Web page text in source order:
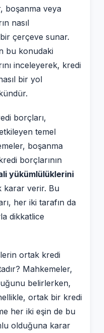
boşanma veya
nasıl
çerçeve sunar.
bu konudaki
inceleyerek, kredi
bir yol
borçları,
temel
boşanma
borçlarının
yükümlülüklerini
karar verir. Bu
her iki tarafın da
dikkatlice
ortak kredi
Mahkemeler,
belirlerken,
ortak bir kredi
her iki eşin de bu
olduğuna karar